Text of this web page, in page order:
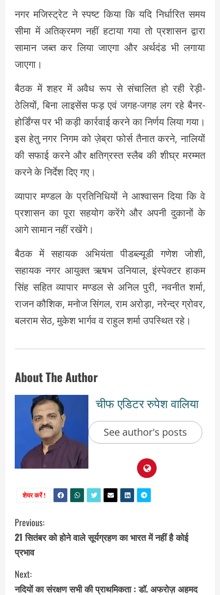
नगर मजिस्ट्रेट ने स्पष्ट किया कि यदि निर्धारित समय
सीमा में अतिक्रमण नहीं हटाया गया तो प्रशासन द्वारा
सामान जब्त कर लिया जाएगा और अर्थदंड भी लगाया
जाएगा।
बैठक में शहर में अवैध रूप से संचालित हो रही रेड़ी-
ठेलियों, बिना लाइसेंस फड़ एवं जगह-जगह लग रहे बैनर-
होर्डिंग्स पर भी कड़ी कार्रवाई करने का निर्णय लिया गया।
इस हेतु नगर निगम को ज़ेब्रा फोर्स तैनात करने, नालियों
की सफाई करने और क्षतिग्रस्त स्लैब की शीघ्र मरम्मत
करने के निर्देश दिए गए।
व्यापार मण्डल के प्रतिनिधियों ने आश्वासन दिया कि वे
प्रशासन का पूरा सहयोग करेंगे और अपनी दुकानों के
आगे सामान नहीं रखेंगे।
बैठक में सहायक अभियंता पीडब्ल्यूडी गणेश जोशी,
सहायक नगर आयुक्त ऋषभ उनियाल, इंस्पेक्टर हाकम
सिंह सहित व्यापार मण्डल से अनिल पुरी, नवनीत शर्मा,
राजन कौशिक, मनोज सिंगल, राम अरोड़ा, नरेन्द्र ग्रोवर,
बलराम सेठ, मुकेश भार्गव व राहुल शर्मा उपस्थित रहे।
About The Author
चीफ एडिटर रुपेश वालिया
See author's posts
शेयर करें !
C
o
n
t
Previous:
21 सितंबर को होने वाले सूर्यग्रहण का भारत में नहीं है कोई
प्रभाव
Next:
नदियों का संरक्षण सभी की प्राथमिकता : डॉ. अफरोज़ अहमद